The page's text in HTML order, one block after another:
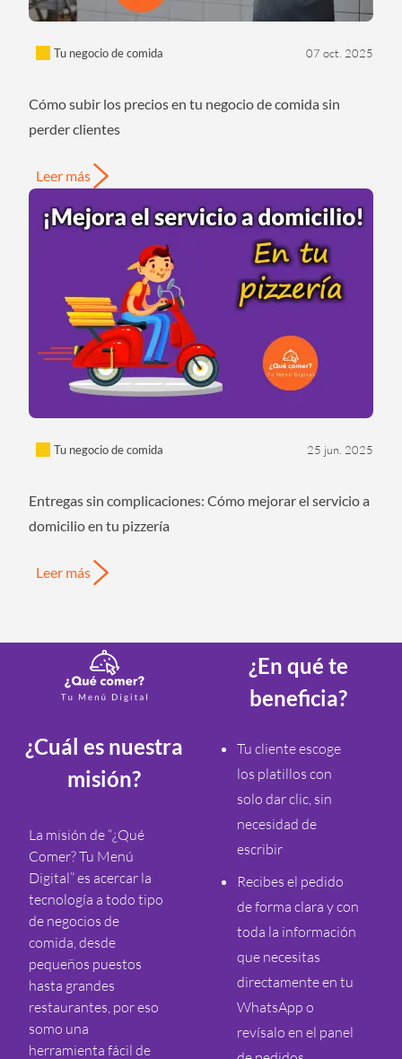
Tu negocio de comida 07 oct. 2025
Cómo subir los precios en tu negocio de comida sin
perder clientes
Leer más
Tu negocio de comida 25 jun. 2025
Entregas sin complicaciones: Cómo mejorar el servicio a
domicilio en tu pizzería
Leer más
¿Cuál es nuestra
misión?
La misión de “¿Qué
Comer? Tu Menú
Digital” es acercar la
tecnología a todo tipo
de negocios de
comida, desde
pequeños puestos
hasta grandes
restaurantes, por eso
somo una
herramienta fácil de
¿En qué te
beneficia?
Tu cliente escoge
los platillos con
solo dar clic, sin
necesidad de
escribir
Recibes el pedido
de forma clara y con
toda la información
que necesitas
directamente en tu
WhatsApp o
revísalo en el panel